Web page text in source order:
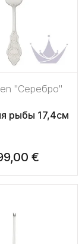
"Серебро"
рыбы 17,4см
€